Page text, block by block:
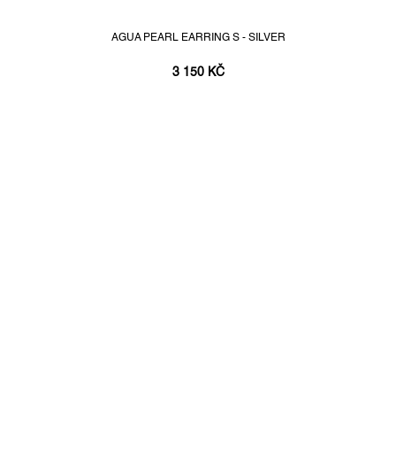
AGUA PEARL EARRING S - SILVER
3 150 KČ